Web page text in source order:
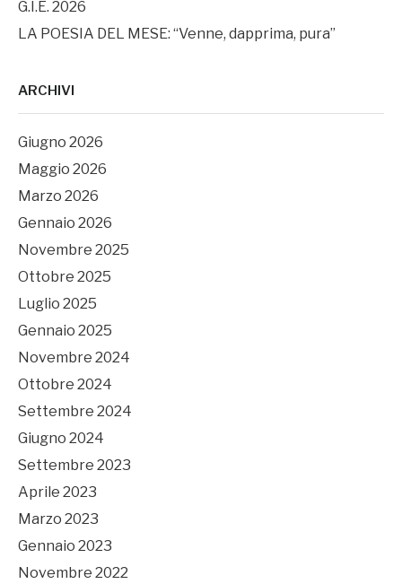
G.I.E. 2026
LA POESIA DEL MESE: “Venne, dapprima, pura”
ARCHIVI
Giugno 2026
Maggio 2026
Marzo 2026
Gennaio 2026
Novembre 2025
Ottobre 2025
Luglio 2025
Gennaio 2025
Novembre 2024
Ottobre 2024
Settembre 2024
Giugno 2024
Settembre 2023
Aprile 2023
Marzo 2023
Gennaio 2023
Novembre 2022